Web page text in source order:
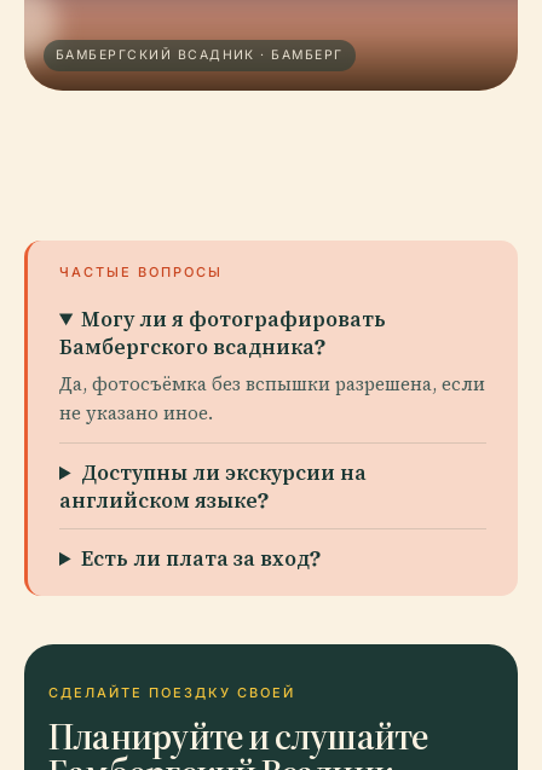
БАМБЕРГСКИЙ ВСАДНИК · БАМБЕРГ
ЧАСТЫЕ ВОПРОСЫ
Могу ли я фотографировать
Бамбергского всадника?
Да, фотосъёмка без вспышки разрешена, если
не указано иное.
Доступны ли экскурсии на
английском языке?
Есть ли плата за вход?
СДЕЛАЙТЕ ПОЕЗДКУ СВОЕЙ
Планируйте и слушайте